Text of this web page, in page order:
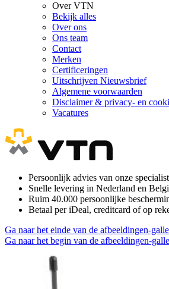
Over VTN
Bekijk alles
Over ons
Ons team
Contact
Merken
Certificeringen
Uitschrijven Nieuwsbrief
Algemene voorwaarden
Disclaimer & privacy- en
Vacatures
Persoonlijk advies van onze
Snelle levering in Nederland en
Ruim 40.000 persoonlijke
Betaal per iDeal, creditcard of op
Ga naar het einde van de afbeeldingen-
Ga naar het begin van de afbeeldingen-